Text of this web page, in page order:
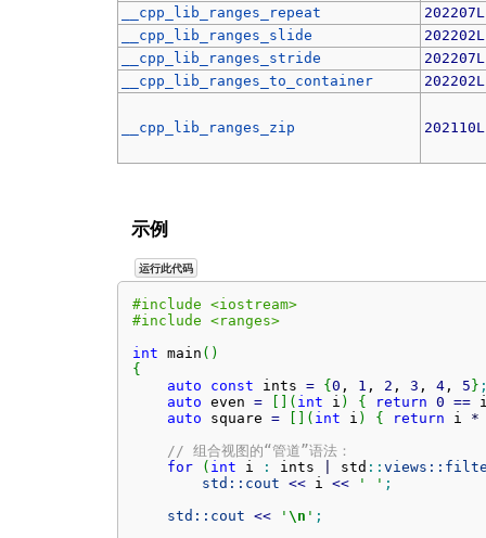
__cpp_lib_ranges_repeat
202207L
__cpp_lib_ranges_slide
202202L
__cpp_lib_ranges_stride
202207L
__cpp_lib_ranges_to_container
202202L
__cpp_lib_ranges_zip 202110L
示例
运行此代码
#include <iostream>
#include <ranges>
int main ( )
{
auto
const ints = { 0 , 1 , 2 , 3 , 4, 5 }
auto even = ( int i ) { return 0 ==
auto square = ( int i ) { return i *
// 组合视图的“管道”语法：
for
( int i : ints std :: views::
std:: cout << i << ' ' ;
std:: cout << ' \n ' ;